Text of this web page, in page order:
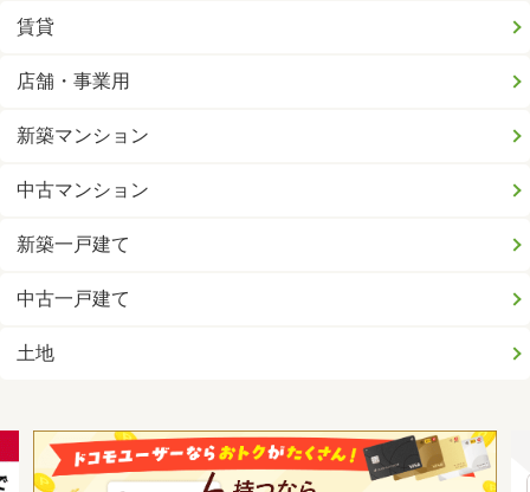
賃貸
店舗・事業用
新築マンション
中古マンション
新築一戸建て
中古一戸建て
土地